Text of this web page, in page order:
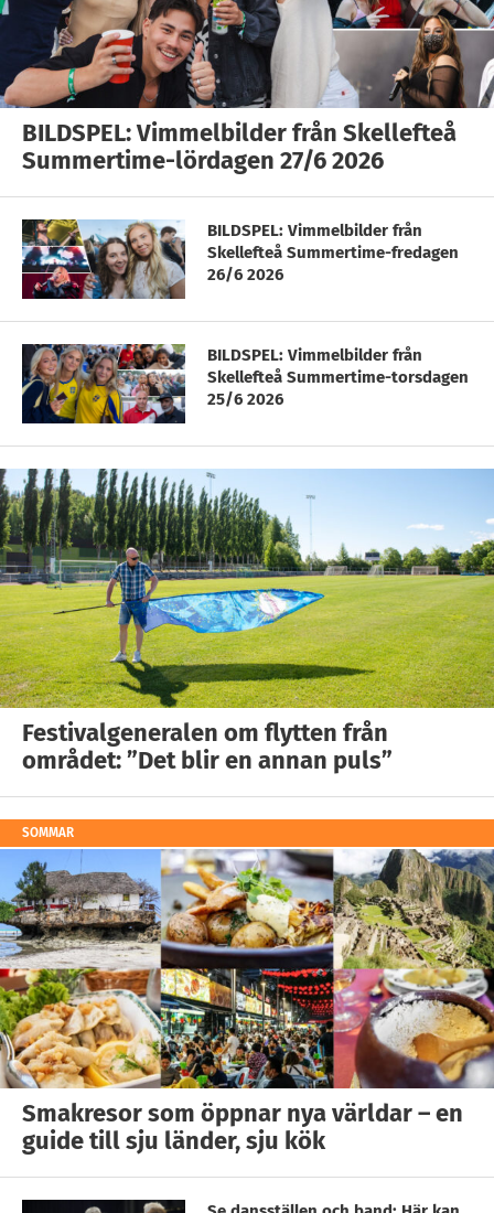
BILDSPEL: Vimmelbilder från Skellefteå
Summertime-lördagen 27/6 2026
BILDSPEL: Vimmelbilder från
Skellefteå Summertime-fredagen
26/6 2026
BILDSPEL: Vimmelbilder från
Skellefteå Summertime-torsdagen
25/6 2026
Festivalgeneralen om flytten från
området: ”Det blir en annan puls”
SOMMAR
Smakresor som öppnar nya världar – en
guide till sju länder, sju kök